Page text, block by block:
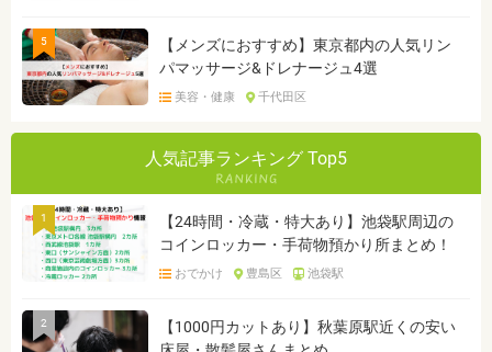
5
【メンズにおすすめ】東京都内の人気リン
パマッサージ&ドレナージュ4選
美容・健康 千代田区
人気記事ランキング Top5
1
【24時間・冷蔵・特大あり】池袋駅周辺の
コインロッカー・手荷物預かり所まとめ！
おでかけ 豊島区 池袋駅
2
【1000円カットあり】秋葉原駅近くの安い